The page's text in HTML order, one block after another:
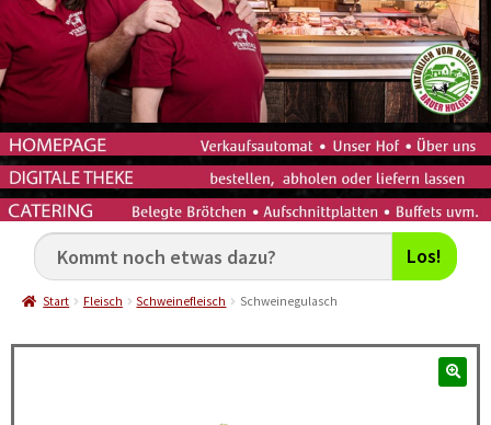
Los!
Start Fleisch Schweinefleisch Schweinegulasch